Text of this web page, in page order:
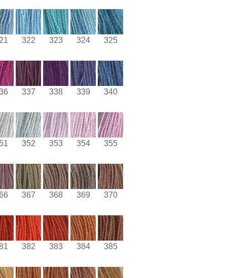
322 323 324 325
337 338 339 340
352 353 354 355
367 368 369 370
382 383 384 385